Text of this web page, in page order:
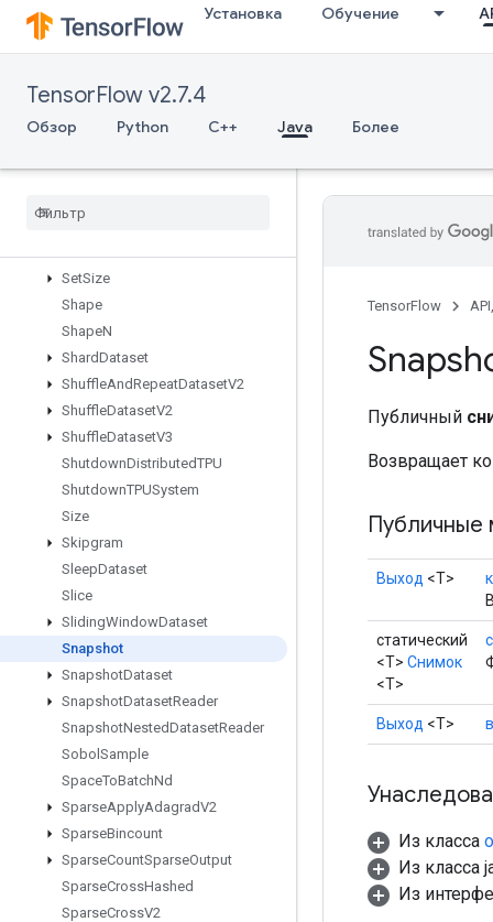
Установка Обучение
TensorFlow v2.7.4
Обзор Python C++ Java Более
ScatterSub
ScatterUpdate
SegmentMinV2
SegmentProdV2
SelectV2
Send
SetSize
Shape
ShapeN
ShardDataset
ShuffleAndRepeatDatasetV2
ShuffleDatasetV2
ShuffleDatasetV3
ShutdownDistributedTPU
ShutdownTPUSystem
Size
Skipgram
SleepDataset
Slice
SlidingWindowDataset
Snapshot
SnapshotDataset
SnapshotDatasetReader
SnapshotNestedDatasetReader
Sobol Sample
SpaceToBatchNd
SparseApplyAdagradV2
SparseBincount
SparseCountSparseOutput
SparseCrossHashed
SparseCrossV2
TensorFlow
Публичный
Возвращает
Публичные
Выход <Т>
статический
<T> Снимок
<T>
Выход <Т>
Из класса
Из класса
Из